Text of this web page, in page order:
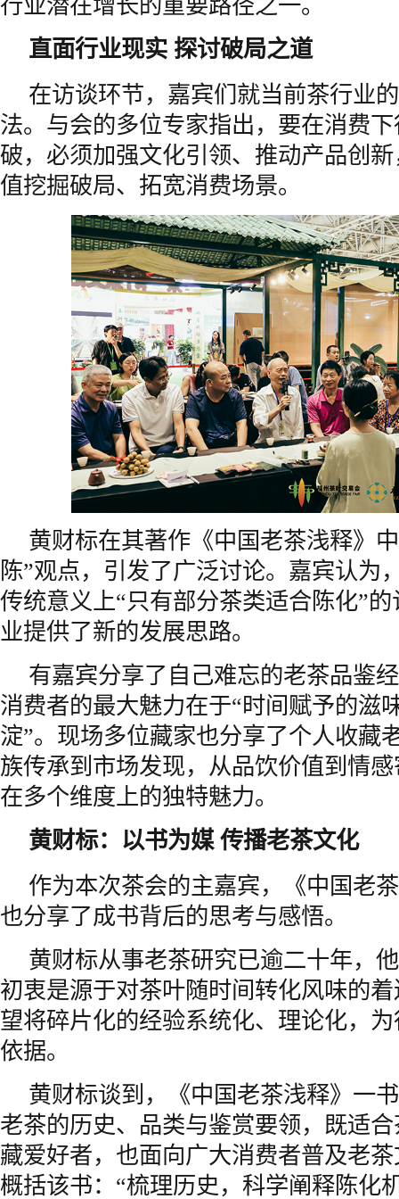
行业潜在增长的重要路径之一。
直面行业现实 探讨破局之道
在访谈环节，嘉宾们就当前茶行业
法。与会的多位专家指出，要在消费
破，必须加强文化引领、推动产品创
值挖掘破局、拓宽消费场景。
黄财标在其著作《中国老茶浅释》
陈”观点，引发了广泛讨论。嘉宾认为
传统意义上“只有部分茶类适合陈化”
业提供了新的发展思路。
有嘉宾分享了自己难忘的老茶品鉴
消费者的最大魅力在于“时间赋予的滋
淀”。现场多位藏家也分享了个人收藏
族传承到市场发现，从品饮价值到情
在多个维度上的独特魅力。
黄财标：以书为媒 传播老茶文化
作为本次茶会的主嘉宾，《中国老
也分享了成书背后的思考与感悟。
黄财标从事老茶研究已逾二十年，
初衷是源于对茶叶随时间转化风味的
望将碎片化的经验系统化、理论化，
依据。
黄财标谈到，《中国老茶浅释》一
老茶的历史、品类与鉴赏要领，既适
藏爱好者，也面向广大消费者普及老
概括该书：“梳理历史，科学阐释陈化